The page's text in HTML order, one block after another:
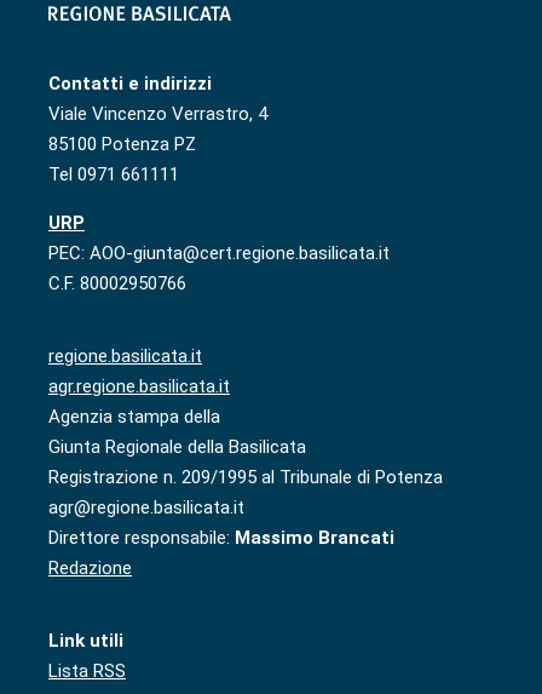
Contatti e indirizzi
Viale Vincenzo Verrastro, 4
85100 Potenza PZ
Tel 0971 661111
URP
PEC: AOO-giunta@cert.regione.basilicata.it
C.F. 80002950766
regione.basilicata.it
agr.regione.basilicata.it
Agenzia stampa della
Giunta Regionale della Basilicata
Registrazione n. 209/1995 al Tribunale di Potenza
agr@regione.basilicata.it
Direttore responsabile: Massimo Brancati
Redazione
Link utili
Lista RSS